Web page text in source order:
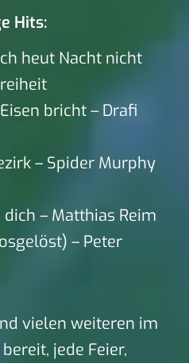
Hits:
heut Nacht nicht
bricht – Drafi
– Spider Murphy
– Matthias Reim
– Peter
vielen weiteren im
jede Feier,